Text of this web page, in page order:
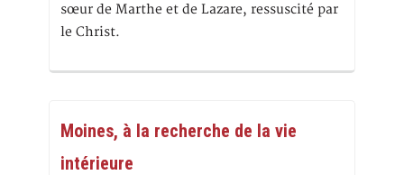
sœur de Marthe et de Lazare, ressuscité par
le Christ.
Moines, à la recherche de la vie
intérieure